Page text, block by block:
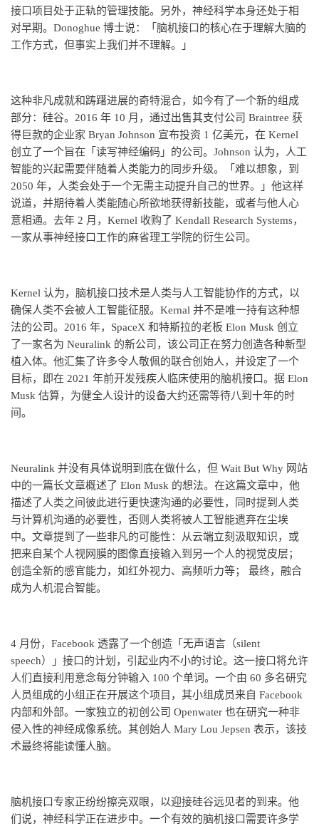
接口项目处于正轨的管理技能。另外，神经科学本身还处于相
对早期。Donoghue 博士说：「脑机接口的核心在于理解大脑的
工作方式，但事实上我们并不理解。」
这种非凡成就和踌躇进展的奇特混合，如今有了一个新的组成
部分：硅谷。2016 年 10 月，通过出售其支付公司 Braintree 获
得巨款的企业家 Bryan Johnson 宣布投资 1 亿美元，在 Kernel
创立了一个旨在「读写神经编码」的公司。Johnson 认为，人工
智能的兴起需要伴随着人类能力的同步升级。「难以想象，到
2050 年，人类会处于一个无需主动提升自己的世界。」他这样
说道，并期待着人类能随心所欲地获得新技能，或者与他人心
意相通。去年 2 月，Kernel 收购了 Kendall Research Systems，
一家从事神经接口工作的麻省理工学院的衍生公司。
Kernel 认为，脑机接口技术是人类与人工智能协作的方式，以
确保人类不会被人工智能征服。Kernal 并不是唯一持有这种想
法的公司。2016 年，SpaceX 和特斯拉的老板 Elon Musk 创立
了一家名为 Neuralink 的新公司，该公司正在努力创造各种新型
植入体。他汇集了许多令人敬佩的联合创始人，并设定了一个
目标，即在 2021 年前开发残疾人临床使用的脑机接口。据 Elon
Musk 估算，为健全人设计的设备大约还需等待八到十年的时
间。
Neuralink 并没有具体说明到底在做什么，但 Wait But Why 网站
中的一篇长文章概述了 Elon Musk 的想法。在这篇文章中，他
描述了人类之间彼此进行更快速沟通的必要性，同时提到人类
与计算机沟通的必要性，否则人类将被人工智能遗弃在尘埃
中。文章提到了一些非凡的可能性：从云端立刻汲取知识，或
把来自某个人视网膜的图像直接输入到另一个人的视觉皮层；
创造全新的感官能力，如红外视力、高频听力等； 最终，融合
成为人机混合智能。
4 月份，Facebook 透露了一个创造「无声语言（silent
speech）」接口的计划，引起业内不小的讨论。这一接口将允许
人们直接利用意念每分钟输入 100 个单词。一个由 60 多名研究
人员组成的小组正在开展这个项目，其小组成员来自 Facebook
内部和外部。一家独立的初创公司 Openwater 也在研究一种非
侵入性的神经成像系统。其创始人 Mary Lou Jepsen 表示，该技
术最终将能读懂人脑。
脑机接口专家正纷纷擦亮双眼，以迎接硅谷远见者的到来。他
们说，神经科学正在进步中。一个有效的脑机接口需要许多学